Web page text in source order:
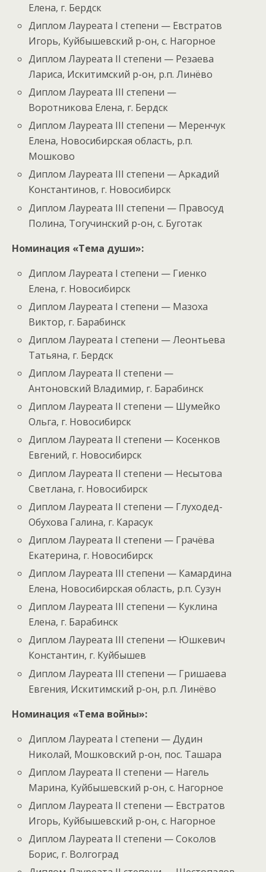
Елена, г. Бердск
Диплом Лауреата I степени — Евстратов
Игорь, Куйбышевский р-он, с. Нагорное
Диплом Лауреата II степени — Резаева
Лариса, Искитимский р-он, р.п. Линёво
Диплом Лауреата III степени —
Воротникова Елена, г. Бердск
Диплом Лауреата III степени — Меренчук
Елена, Новосибирская область, р.п.
Мошково
Диплом Лауреата III степени — Аркадий
Константинов, г. Новосибирск
Диплом Лауреата III степени — Правосуд
Полина, Тогучинский р-он, с. Буготак
Номинация «Тема души»:
Диплом Лауреата I степени — Гиенко
Елена, г. Новосибирск
Диплом Лауреата I степени — Мазоха
Виктор, г. Барабинск
Диплом Лауреата I степени — Леонтьева
Татьяна, г. Бердск
Диплом Лауреата II степени —
Антоновский Владимир, г. Барабинск
Диплом Лауреата II степени — Шумейко
Ольга, г. Новосибирск
Диплом Лауреата II степени — Косенков
Евгений, г. Новосибирск
Диплом Лауреата II степени — Несытова
Светлана, г. Новосибирск
Диплом Лауреата II степени — Глуходед-
Обухова Галина, г. Карасук
Диплом Лауреата II степени — Грачёва
Екатерина, г. Новосибирск
Диплом Лауреата III степени — Камардина
Елена, Новосибирская область, р.п. Сузун
Диплом Лауреата III степени — Куклина
Елена, г. Барабинск
Диплом Лауреата III степени — Юшкевич
Константин, г. Куйбышев
Диплом Лауреата III степени — Гришаева
Евгения, Искитимский р-он, р.п. Линёво
Номинация «Тема войны»:
Диплом Лауреата I степени — Дудин
Николай, Мошковский р-он, пос. Ташара
Диплом Лауреата II степени — Нагель
Марина, Куйбышевский р-он, с. Нагорное
Диплом Лауреата II степени — Евстратов
Игорь, Куйбышевский р-он, с. Нагорное
Диплом Лауреата II степени — Соколов
Борис, г. Волгоград